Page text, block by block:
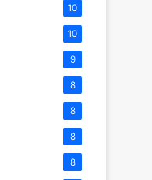
10
10
9
8
8
8
8